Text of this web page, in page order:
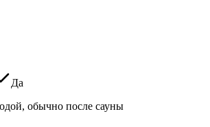
Да
обычно после сауны